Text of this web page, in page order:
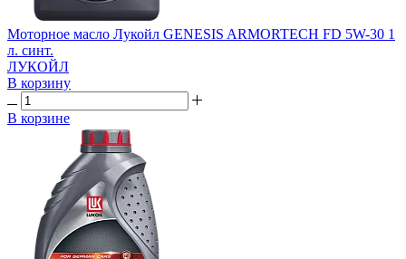
Моторное масло Лукойл GENESIS ARMORTECH FD 5W-30 1
л. синт.
ЛУКОЙЛ
В корзину
В корзине